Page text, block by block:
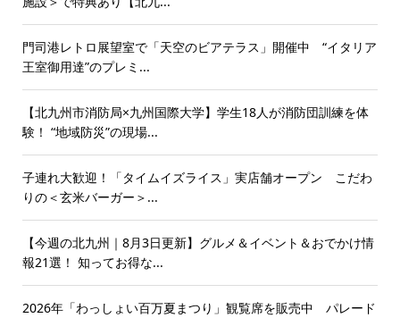
門司港レトロ展望室で「天空のビアテラス」開催中 “イタリア
王室御用達”のプレミ...
【北九州市消防局×九州国際大学】学生18人が消防団訓練を体
験！ “地域防災”の現場...
子連れ大歓迎！「タイムイズライス」実店舗オープン こだわ
りの＜玄米バーガー＞...
【今週の北九州｜8月3日更新】グルメ＆イベント＆おでかけ情
報21選！ 知ってお得な...
2026年「わっしょい百万夏まつり」観覧席を販売中 パレード